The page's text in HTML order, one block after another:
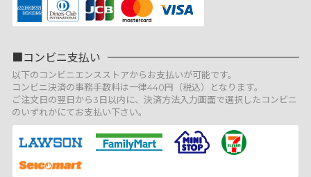
コンビニ支払い
以下のコンビニエンスストアからお支払いが可能です。
コンビニ決済の事務手数料は一律440円（税込）となります。
ご注文日の翌日から3日以内に、決済方法入力画面で選択したコンビニ
のいずれかにてお支払い下さい。